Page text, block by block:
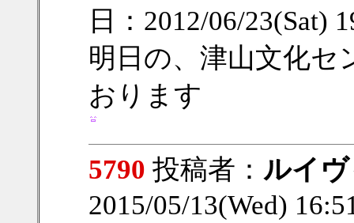
日：2012/06/23(Sat)
明日の、津山文化セ
おります
5790 投稿者： ルイ
2015/05/13(Wed)